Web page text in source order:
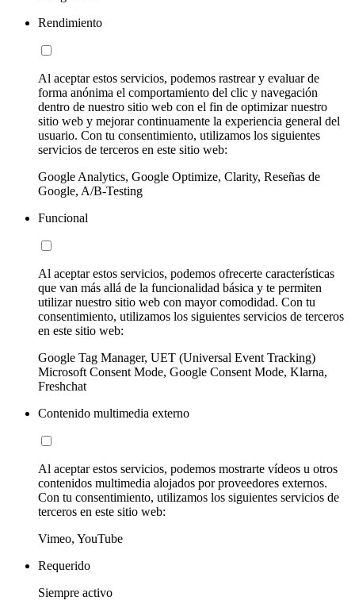
Rendimiento
Al aceptar estos servicios, podemos rastrear y evaluar de
forma anónima el comportamiento del clic y navegación
dentro de nuestro sitio web con el fin de optimizar nuestro
sitio web y mejorar continuamente la experiencia general del
usuario. Con tu consentimiento, utilizamos los siguientes
servicios de terceros en este sitio web:
Google Analytics, Google Optimize, Clarity, Reseñas de
Google, A/B-Testing
Funcional
Al aceptar estos servicios, podemos ofrecerte características
que van más allá de la funcionalidad básica y te permiten
utilizar nuestro sitio web con mayor comodidad. Con tu
consentimiento, utilizamos los siguientes servicios de terceros
en este sitio web:
Google Tag Manager, UET (Universal Event Tracking)
Microsoft Consent Mode, Google Consent Mode, Klarna,
Freshchat
Contenido multimedia externo
Al aceptar estos servicios, podemos mostrarte vídeos u otros
contenidos multimedia alojados por proveedores externos.
Con tu consentimiento, utilizamos los siguientes servicios de
terceros en este sitio web:
Vimeo, YouTube
Requerido
Siempre activo